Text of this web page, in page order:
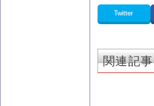
Twitter
関連記事